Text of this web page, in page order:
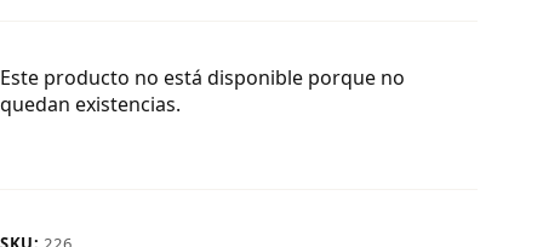
Este producto no está disponible porque no
quedan existencias.